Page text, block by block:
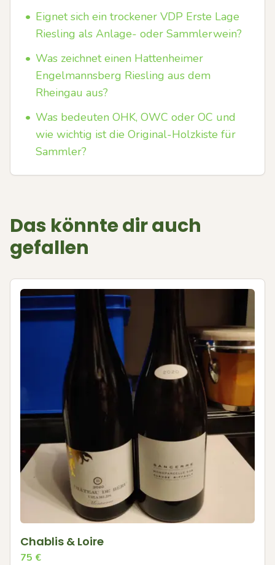
• Eignet sich ein trockener VDP Erste Lage
Riesling als Anlage- oder Sammlerwein?
• Was zeichnet einen Hattenheimer
Engelmannsberg Riesling aus dem
Rheingau aus?
• Was bedeuten OHK, OWC oder OC und
wie wichtig ist die Original-Holzkiste für
Sammler?
Das könnte dir auch
gefallen
Chablis & Loire
75 €